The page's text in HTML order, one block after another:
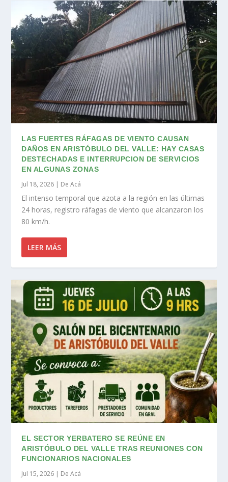
LAS FUERTES RÁFAGAS DE VIENTO CAUSAN
DAÑOS EN ARISTÓBULO DEL VALLE: HAY CASAS
DESTECHADAS E INTERRUPCION DE SERVICIOS
EN ALGUNAS ZONAS
Jul 18, 2026 | De Acá
El intenso temporal que azota a la región en las últimas
24 horas, registro ráfagas de viento que alcanzaron los
80 km/h.
LEER MÁS
EL SECTOR YERBATERO SE REÚNE EN
ARISTÓBULO DEL VALLE TRAS REUNIONES CON
FUNCIONARIOS NACIONALES
Jul 15, 2026 | De Acá